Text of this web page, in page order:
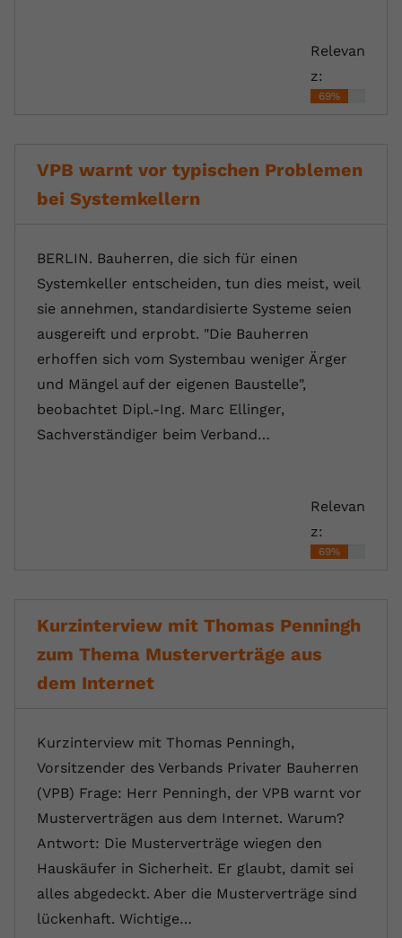
Relevan
z:
69%
VPB warnt vor typischen Problemen
bei Systemkellern
BERLIN. Bauherren, die sich für einen
Systemkeller entscheiden, tun dies meist, weil
sie annehmen, standardisierte Systeme seien
ausgereift und erprobt. "Die Bauherren
erhoffen sich vom Systembau weniger Ärger
und Mängel auf der eigenen Baustelle",
beobachtet Dipl.-Ing. Marc Ellinger,
Sachverständiger beim Verband…
Relevan
z:
69%
Kurzinterview mit Thomas Penningh
zum Thema Musterverträge aus
dem Internet
Kurzinterview mit Thomas Penningh,
Vorsitzender des Verbands Privater Bauherren
(VPB) Frage: Herr Penningh, der VPB warnt vor
Musterverträgen aus dem Internet. Warum?
Antwort: Die Musterverträge wiegen den
Hauskäufer in Sicherheit. Er glaubt, damit sei
alles abgedeckt. Aber die Musterverträge sind
lückenhaft. Wichtige…